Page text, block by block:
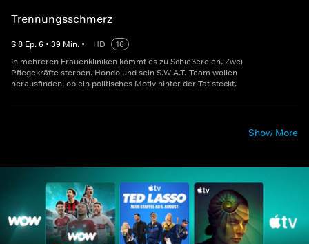
Trennungsschmerz
S8 Ep.6 • 39 Min. • HD
16
In mehreren Frauenkliniken kommt es zu Schießereien. Zwei
Pflegekräfte sterben. Hondo und sein S.W.A.T.-Team wollen
herausfinden, ob ein politisches Motiv hinter der Tat steckt.
Show More